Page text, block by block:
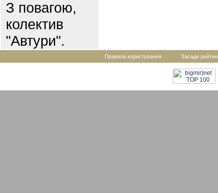
З повагою,
колектив
"Автури".
Правила користування Засади